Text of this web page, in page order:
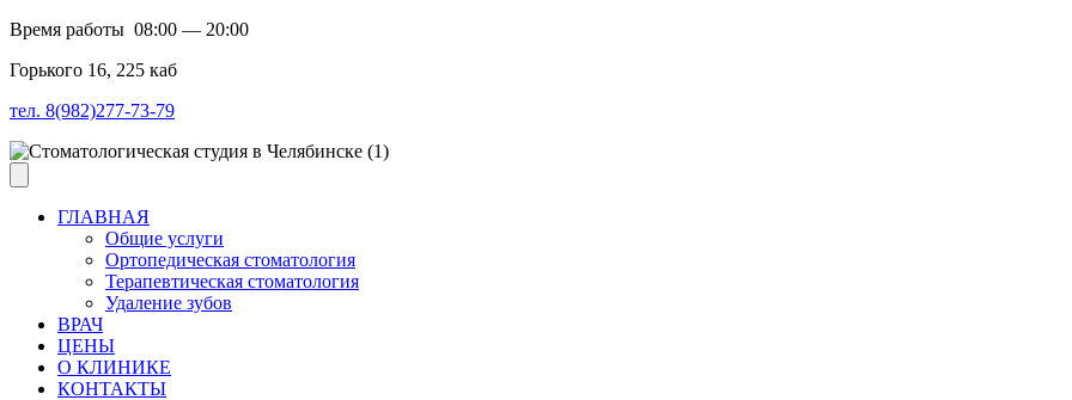
Время работы 08:00 — 20:00
​Горького 16, 225 каб
тел. 8(982)277-73-79
ГЛАВНАЯ
Общие услуги
Ортопедическая стоматология
Терапевтическая стоматология
Удаление зубов
ВРАЧ
ЦЕНЫ
О КЛИНИКЕ
КОНТАКТЫ